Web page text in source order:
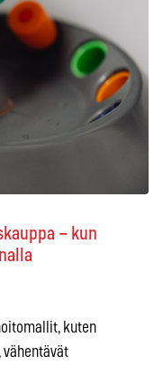
– kun
kuten
vähentävät